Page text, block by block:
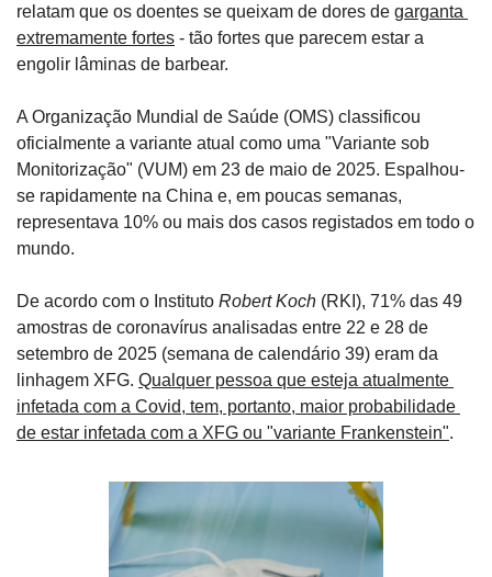
relatam que os doentes se queixam de dores de garganta
extremamente fortes - tão fortes que parecem estar a
engolir lâminas de barbear.
A Organização Mundial de Saúde (OMS) classificou
oficialmente a variante atual como uma "Variante sob
Monitorização" (VUM) em 23 de maio de 2025. Espalhou-
se rapidamente na China e, em poucas semanas,
representava 10% ou mais dos casos registados em todo o
mundo.
De acordo com o Instituto Robert Koch (RKI), 71% das 49
amostras de coronavírus analisadas entre 22 e 28 de
setembro de 2025 (semana de calendário 39) eram da
linhagem XFG. Qualquer pessoa que esteja atualmente
infetada com a Covid, tem, portanto, maior probabilidade
de estar infetada com a XFG ou "variante Frankenstein".